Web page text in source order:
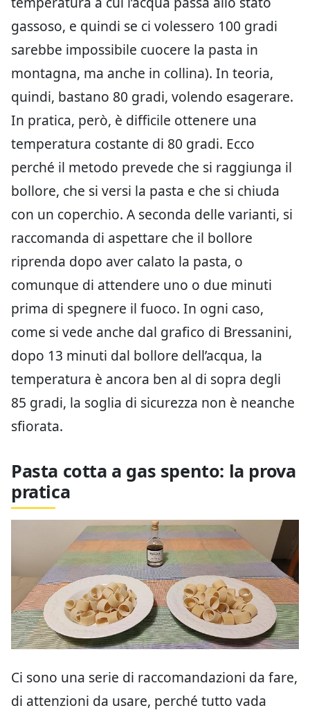
gassoso, e quindi se ci volessero 100 gradi
sarebbe impossibile cuocere la pasta in
montagna, ma anche in collina). In teoria,
quindi, bastano 80 gradi, volendo esagerare.
In pratica, però, è difficile ottenere una
temperatura costante di 80 gradi. Ecco
perché il metodo prevede che si raggiunga il
bollore, che si versi la pasta e che si chiuda
con un coperchio. A seconda delle varianti, si
raccomanda di aspettare che il bollore
riprenda dopo aver calato la pasta, o
comunque di attendere uno o due minuti
prima di spegnere il fuoco. In ogni caso,
come si vede anche dal grafico di Bressanini,
dopo 13 minuti dal bollore dell’acqua, la
temperatura è ancora ben al di sopra degli
85 gradi, la soglia di sicurezza non è neanche
sfiorata.
Pasta cotta a gas spento: la prova
pratica
Ci sono una serie di raccomandazioni da fare,
di attenzioni da usare, perché tutto vada